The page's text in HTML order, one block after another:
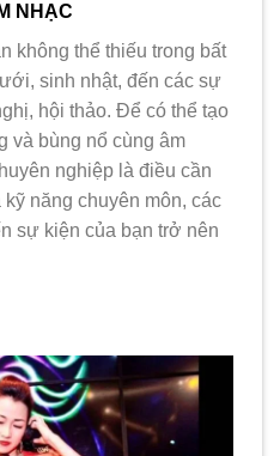
NHẠC
không thể thiếu trong bất
sinh nhật, đến các sự
hội thảo. Để có thể tạo
và bùng nổ cùng âm
nghiệp là điều cần
năng chuyên môn, các
sự kiện của bạn trở nên